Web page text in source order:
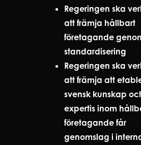
Regeringen ska
att främja hållbart
företagande
standardisering
Regeringen ska
att främja att
svensk kunskap
expertis inom
företagande får
genomslag i